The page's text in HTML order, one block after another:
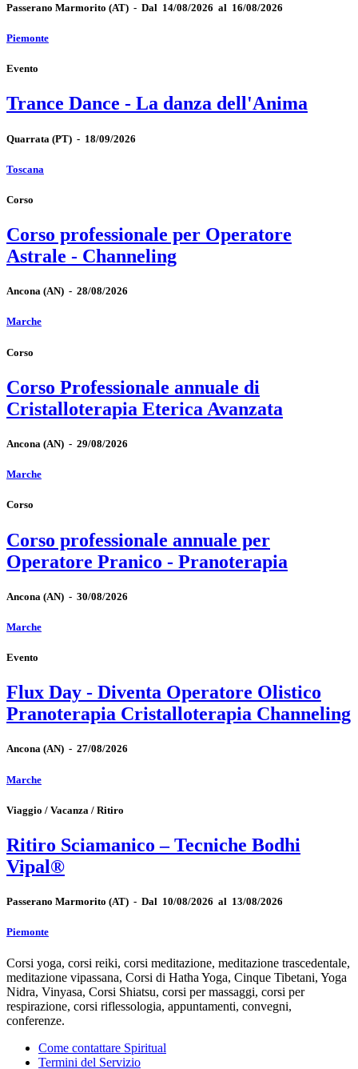
Passerano Marmorito (AT) - Dal 14/08/2026 al 16/08/2026
Piemonte
Evento
Trance Dance - La danza dell'Anima
Quarrata (PT) - 18/09/2026
Toscana
Corso
Corso professionale per Operatore
Astrale - Channeling
Ancona (AN) - 28/08/2026
Marche
Corso
Corso Professionale annuale di
Cristalloterapia Eterica Avanzata
Ancona (AN) - 29/08/2026
Marche
Corso
Corso professionale annuale per
Operatore Pranico - Pranoterapia
Ancona (AN) - 30/08/2026
Marche
Evento
Flux Day - Diventa Operatore Olistico
Pranoterapia Cristalloterapia Channeling
Ancona (AN) - 27/08/2026
Marche
Viaggio / Vacanza / Ritiro
Ritiro Sciamanico – Tecniche Bodhi
Vipal®
Passerano Marmorito (AT) - Dal 10/08/2026 al 13/08/2026
Piemonte
Corsi yoga, corsi reiki, corsi meditazione, meditazione trascedentale,
meditazione vipassana, Corsi di Hatha Yoga, Cinque Tibetani, Yoga
Nidra, Vinyasa, Corsi Shiatsu, corsi per massaggi, corsi per
respirazione, corsi riflessologia, appuntamenti, convegni,
conferenze.
Come contattare Spiritual
Termini del Servizio